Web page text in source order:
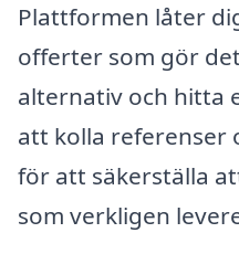
Plattformen låter
offerter som gör
alternativ och hitta
att kolla referenser
för att säkerställa
som verkligen